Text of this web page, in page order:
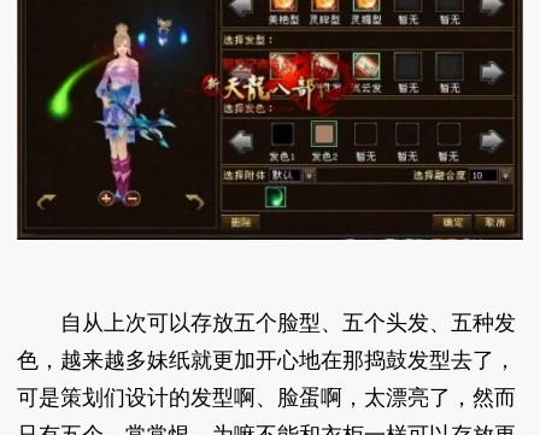
自从上次可以存放五个脸型、五个头发、五种发
色，越来越多妹纸就更加开心地在那捣鼓发型去了，
可是策划们设计的发型啊、脸蛋啊，太漂亮了，然而